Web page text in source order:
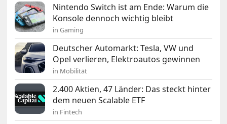
Nintendo Switch ist am Ende: Warum die
Konsole dennoch wichtig bleibt
in Gaming
Deutscher Automarkt: Tesla, VW und
Opel verlieren, Elektroautos gewinnen
in Mobilität
2.400 Aktien, 47 Länder: Das steckt hinter
dem neuen Scalable ETF
in Fintech